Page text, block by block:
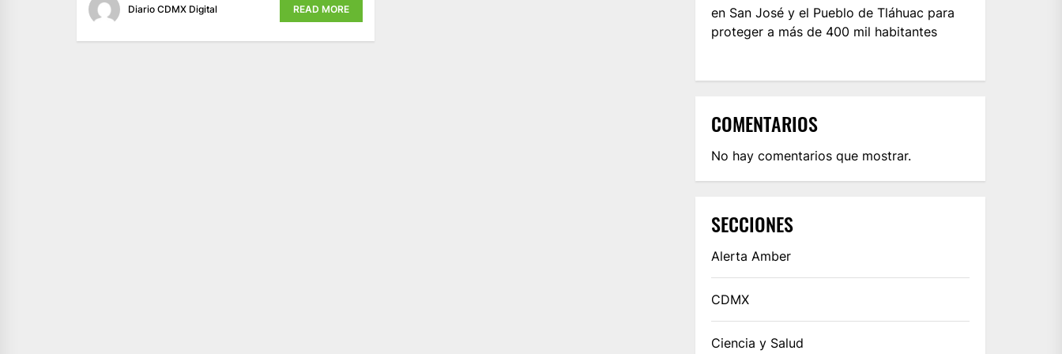
Diario CDMX Digital READ MORE
en San José y el Pueblo de Tláhuac para
proteger a más de 400 mil habitantes
COMENTARIOS
No hay comentarios que mostrar.
SECCIONES
Alerta Amber
CDMX
Ciencia y Salud